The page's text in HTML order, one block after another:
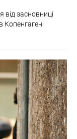
від засновниці
Копенгагені